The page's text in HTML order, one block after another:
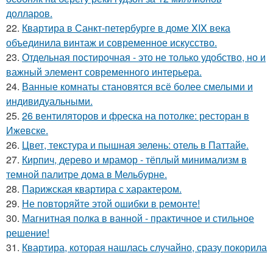
долларов.
22. Квартира в Санкт-петербурге в доме XIX века
объединила винтаж и современное искусство.
23. Отдельная постирочная - это не только удобство, но и
важный элемент современного интерьера.
24. Ванные комнаты становятся всё более смелыми и
индивидуальными.
25. 26 вентиляторов и фреска на потолке: ресторан в
Ижевске.
26. Цвет, текстура и пышная зелень: отель в Паттайе.
27. Кирпич, дерево и мрамор - тёплый минимализм в
темной палитре дома в Мельбурне.
28. Парижская квартира с характером.
29. Не повторяйте этой ошибки в ремонте!
30. Магнитная полка в ванной - практичное и стильное
решение!
31. Квартира, которая нашлась случайно, сразу покорила